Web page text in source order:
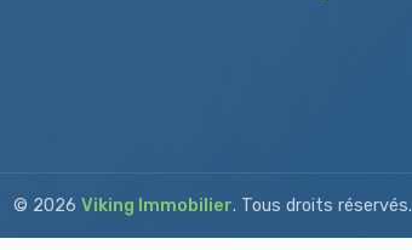
© 2026 Viking Immobilier. Tous droits réservés.